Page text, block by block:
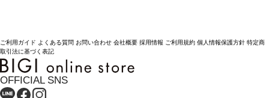
ご利用ガイド よくある質問 お問い合わせ 会社概要 採用情報 ご利用規約 個人情報保護方針 特定商
取引法に基づく表記
OFFICIAL SNS